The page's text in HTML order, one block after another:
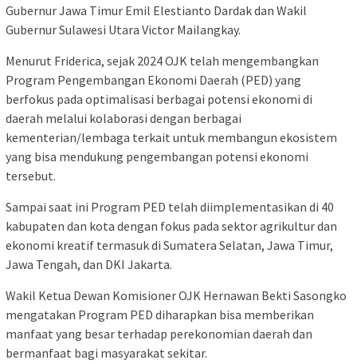
Gubernur Jawa Timur Emil Elestianto Dardak dan Wakil
Gubernur Sulawesi Utara Victor Mailangkay.
Menurut Friderica, sejak 2024 OJK telah mengembangkan
Program Pengembangan Ekonomi Daerah (PED) yang
berfokus pada optimalisasi berbagai potensi ekonomi di
daerah melalui kolaborasi dengan berbagai
kementerian/lembaga terkait untuk membangun ekosistem
yang bisa mendukung pengembangan potensi ekonomi
tersebut.
Sampai saat ini Program PED telah diimplementasikan di 40
kabupaten dan kota dengan fokus pada sektor agrikultur dan
ekonomi kreatif termasuk di Sumatera Selatan, Jawa Timur,
Jawa Tengah, dan DKI Jakarta.
Wakil Ketua Dewan Komisioner OJK Hernawan Bekti Sasongko
mengatakan Program PED diharapkan bisa memberikan
manfaat yang besar terhadap perekonomian daerah dan
bermanfaat bagi masyarakat sekitar.